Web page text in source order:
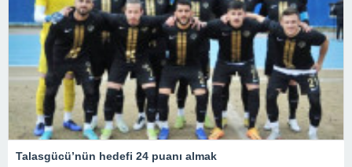
Talasgücü’nün hedefi 24 puanı almak